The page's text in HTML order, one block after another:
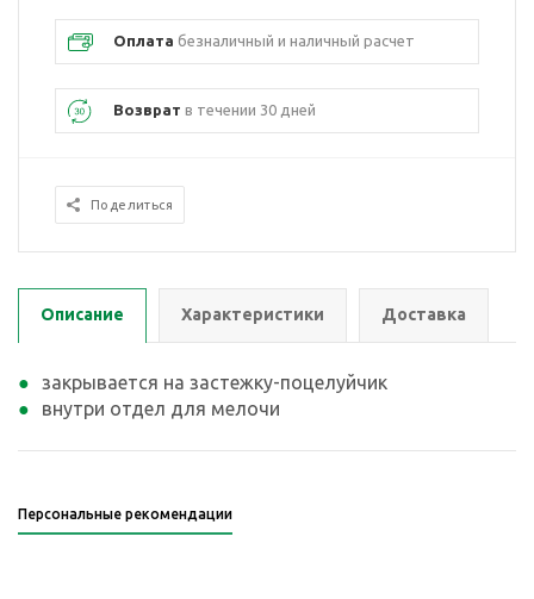
Оплата безналичный и наличный расчет
Возврат в течении 30 дней
Поделиться
Описание Характеристики Доставка
закрывается на застежку-поцелуйчик
внутри отдел для мелочи
Персональные рекомендации